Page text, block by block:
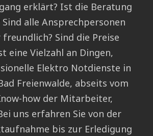
erklärt? Ist die Beratung
alle Ansprechpersonen
Sind die Preise
eine Vielzahl an Dingen,
Elektro Notdienste in
Freienwalde, abseits vom
how der Mitarbeiter,
uns erfahren Sie von der
bis zur Erledigung